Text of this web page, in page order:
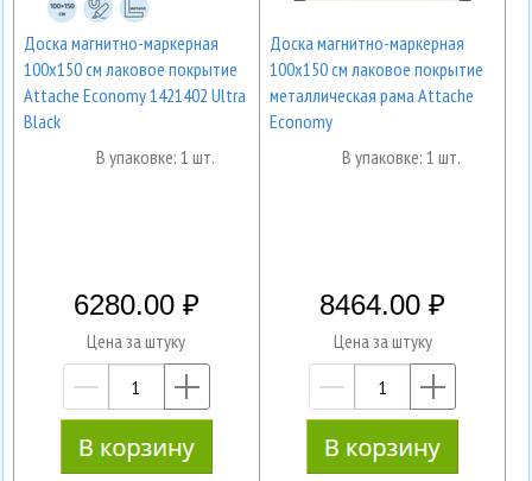
Доска магнитно-маркерная
100x150 см лаковое покрытие
Attache Economy 1421402 Ultra
Black
В упаковке: 1 шт.
6280.00
Цена за штуку
—
Доска магнитно-маркерная
100x150 см лаковое покрытие
металлическая рама Attache
Economy
В упаковке: 1 шт.
8464.00
Цена за штуку
—